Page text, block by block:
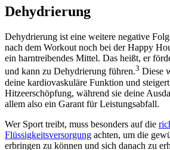
Dehydrierung
Dehydrierung ist eine weitere negative
nach dem Workout noch bei der Happy
ein harntreibendes Mittel. Das heißt, er
und kann zu Dehydrierung führen.3 Diese
deine kardiovaskuläre Funktion und
Hitzeerschöpfung, während sie deine
allem also ein Garant für Leistungsabfall.
Wer Sport treibt, muss besonders auf die
Flüssigkeitsversorgung achten, um die
erbringen zu können und sich danach zu